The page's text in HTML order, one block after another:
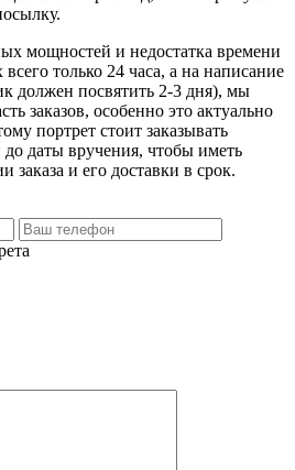
мощностей и недостатка времени
только 24 часа, а на написание
должен посвятить 2-3 дня), мы
заказов, особенно это актуально
портрет стоит заказывать
до даты вручения, чтобы иметь
заказа и его доставки в срок.